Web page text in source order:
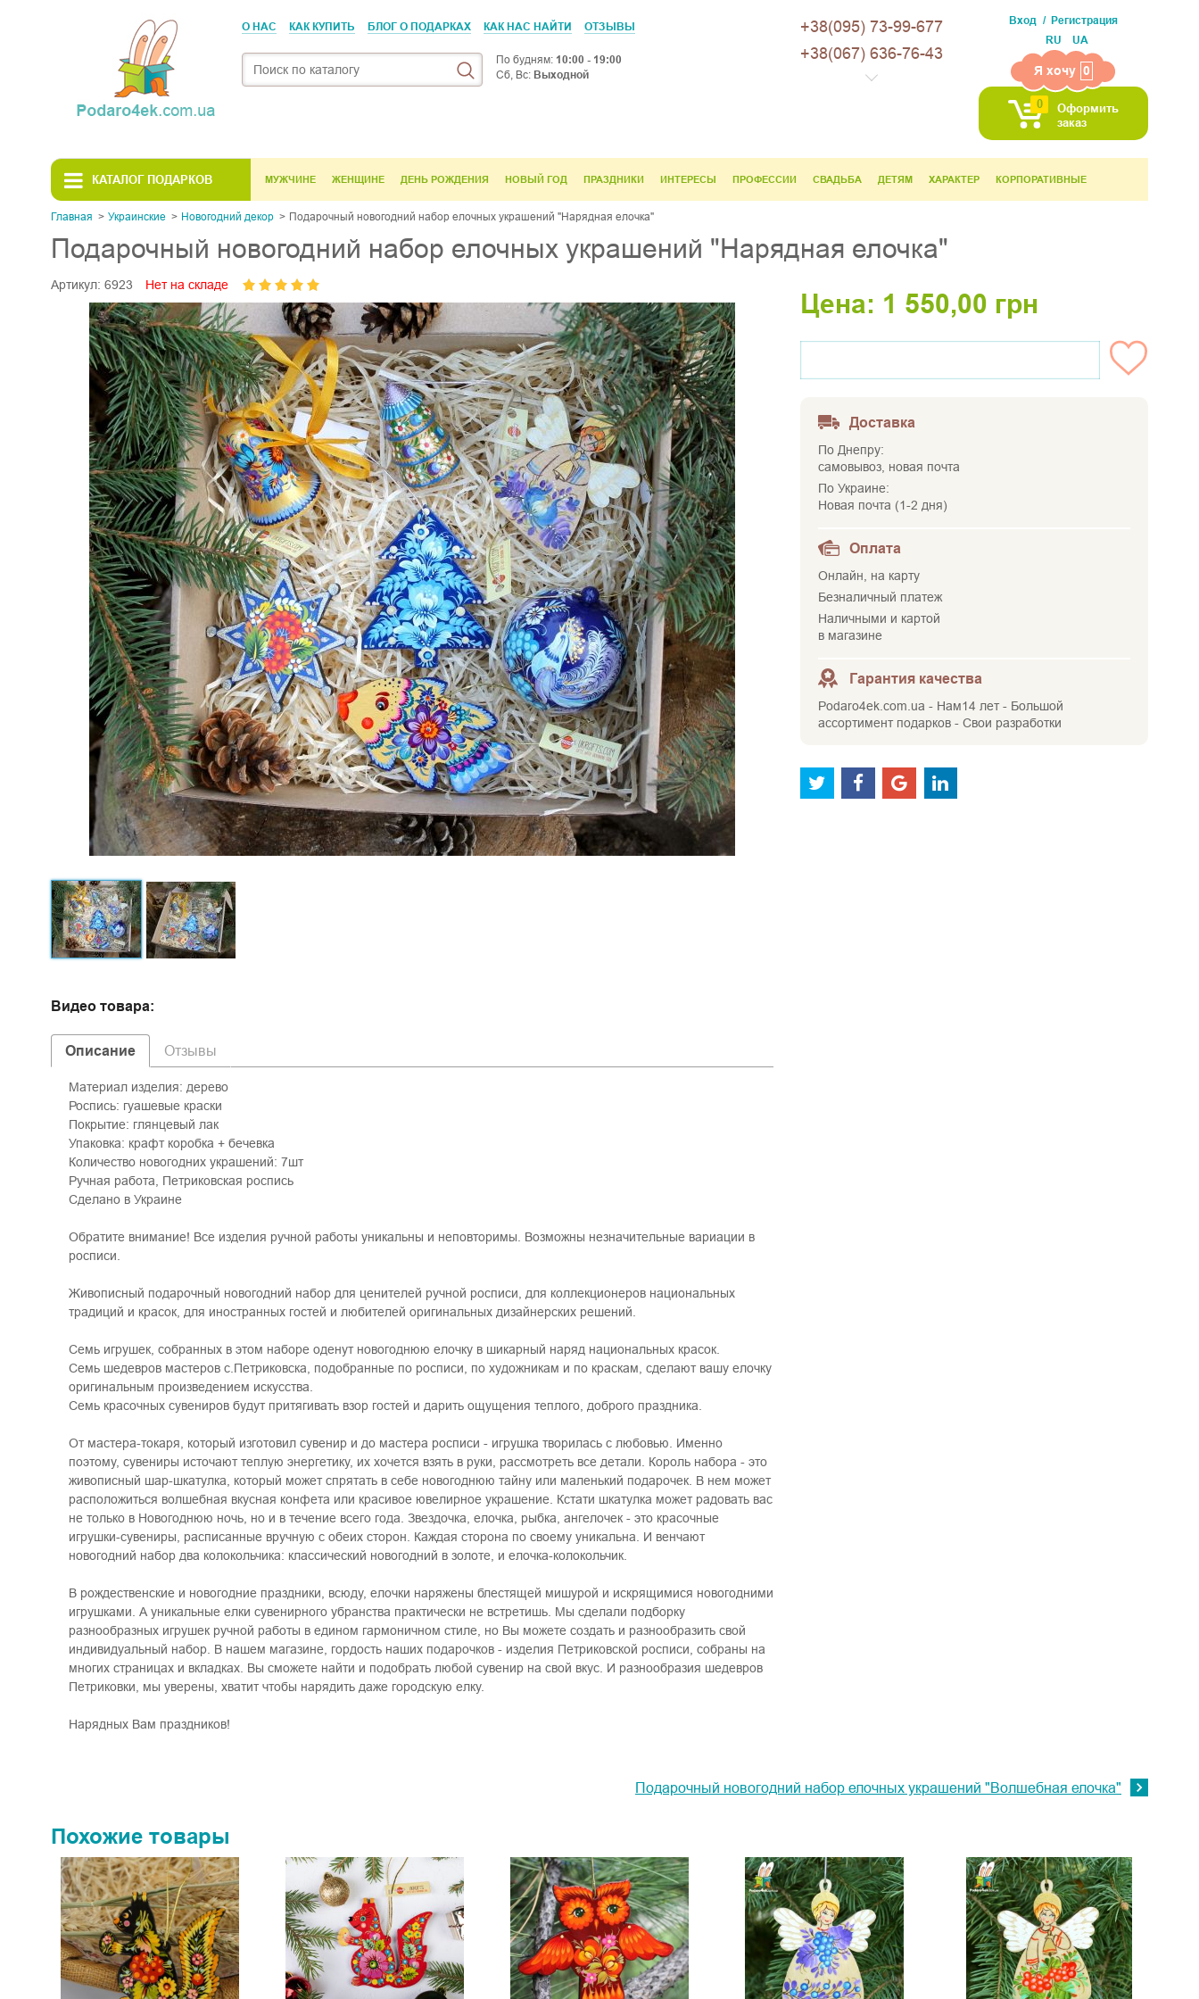
О НАС КАК КУПИТЬ БЛОГ О ПОДАРКАХ КАК НАС НАЙТИ ОТЗЫВЫ
По будням: 10:00 - 19:00
Сб, Вс: Выходной
+38(095) 73-99-677
+38(067) 636-76-43
Вход
Регистрация
RU
UA
Я хочу 0
0
Оформить
заказ
КАТАЛОГ ПОДАРКОВ МУЖЧИНЕ ЖЕНЩИНЕ ДЕНЬ РОЖДЕНИЯ НОВЫЙ ГОД ПРАЗДНИКИ ИНТЕРЕСЫ ПРОФЕССИИ СВАДЬБА ДЕТЯМ ХАРАКТЕР КОРПОРАТИВНЫЕ
Главная Украинскиe Новогодний декор Подарочный новогодний набор елочных украшений "Нарядная елочка"
Подарочный новогодний набор елочных украшений "Нарядная елочка"
Артикул: 6923 Нет на складе
Видео товара:
Описание
Материал изделия: дерево
Роспись: гуашевые краски
Покрытие: глянцевый лак
Упаковка: крафт коробка + бечевка
Количество новогодних украшений: 7шт
Ручная работа, Петриковская роспись
Сделано в Украине
Обратите внимание! Все изделия ручной работы уникальны и неповторимы. Возможны незначительные вариации в
росписи.
Живописный подарочный новогодний набор для ценителей ручной росписи, для коллекционеров национальных
традиций и красок, для иностранных гостей и любителей оригинальных дизайнерских решений.
Семь игрушек, собранных в этом наборе оденут новогоднюю елочку в шикарный наряд национальных красок.
Семь шедевров мастеров с.Петриковска, подобранные по росписи, по художникам и по краскам, сделают вашу елочку
оригинальным произведением искусства.
Семь красочных сувениров будут притягивать взор гостей и дарить ощущения теплого, доброго праздника.
От мастера-токаря, который изготовил сувенир и до мастера росписи - игрушка творилась с любовью. Именно
поэтому, сувениры источают теплую энергетику, их хочется взять в руки, рассмотреть все детали. Король набора - это
живописный шар-шкатулка, который может спрятать в себе новогоднюю тайну или маленький подарочек. В нем может
расположиться волшебная вкусная конфета или красивое ювелирное украшение. Кстати шкатулка может радовать вас
не только в Новогоднюю ночь, но и в течение всего года. Звездочка, елочка, рыбка, ангелочек - это красочные
игрушки-сувениры, расписанные вручную с обеих сторон. Каждая сторона по своему уникальна. И венчают
новогодний набор два колокольчика: классический новогодний в золоте, и елочка-колокольчик.
В рождественские и новогодние праздники, всюду, елочки наряжены блестящей мишурой и искрящимися новогодними
игрушками. А уникальные елки сувенирного убранства практически не встретишь. Мы сделали подборку
разнообразных игрушек ручной работы в едином гармоничном стиле, но Вы можете создать и разнообразить свой
индивидуальный набор. В нашем магазине, гордость наших подарочков - изделия Петриковской росписи, собраны на
многих страницах и вкладках. Вы сможете найти и подобрать любой сувенир на свой вкус. И разнообразия шедевров
Петриковки, мы уверены, хватит чтобы нарядить даже городскую елку.
Нарядных Вам праздников!
Отзывы
Цена: 1 550,00 грн
Доставка
По Днепру:
самовывоз, новая почта
По Украине:
Новая почта (1-2 дня)
Оплата
Онлайн, на карту
Безналичный платеж
Наличными и картой
в магазине
Гарантия качества
Podaro4ek.com.ua - Нам14 лет - Большой
ассортимент подарков - Свои разработки
Подарочный новогодний набор елочных украшений "Волшебная елочка"
Похожие товары